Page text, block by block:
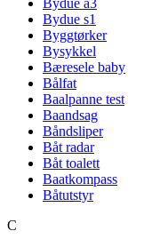
Bydue a3
Bydue s1
Byggtørker
Bysykkel
Bæresele baby
Bålfat
Baalpanne test
Baandsag
Båndsliper
Båt radar
Båt toalett
Baatkompass
Båtutstyr
C